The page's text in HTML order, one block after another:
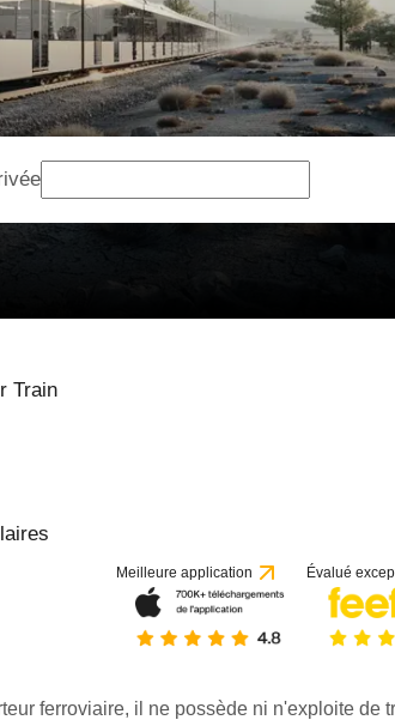
Train
Meilleure application Évalué
ferroviaire, il ne possède ni n'exploite de